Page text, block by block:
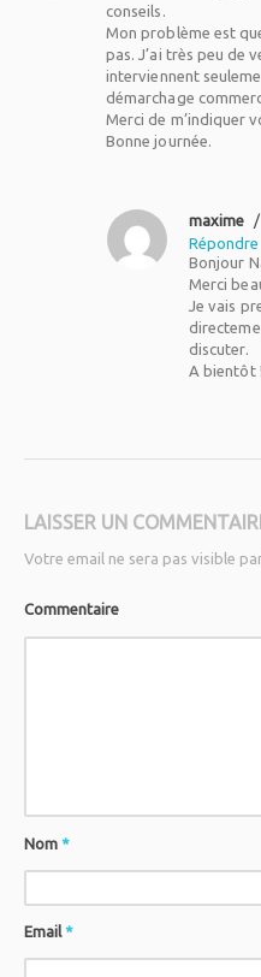
conseils.
Mon problème est
pas. J’ai très peu de
interviennent
démarchage
Merci de m’indiquer
Bonne journée.
maxime /
Répondre
Bonjour
Merci
Je vais
discuter.
A bientôt !
LAISSER UN
Votre email ne sera pas visible
Commentaire
Nom*
Email*